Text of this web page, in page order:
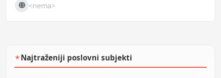
Web <nema>
★Najtraženiji poslovni subjekti